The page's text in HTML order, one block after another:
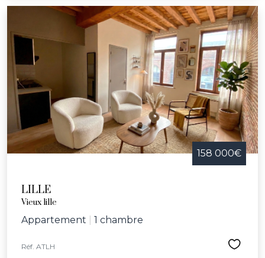
158 000€
LILLE
Vieux lille
Appartement 1 chambre
Réf. ATLH